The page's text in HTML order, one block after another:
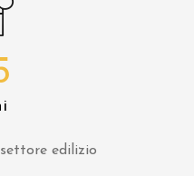
edilizio